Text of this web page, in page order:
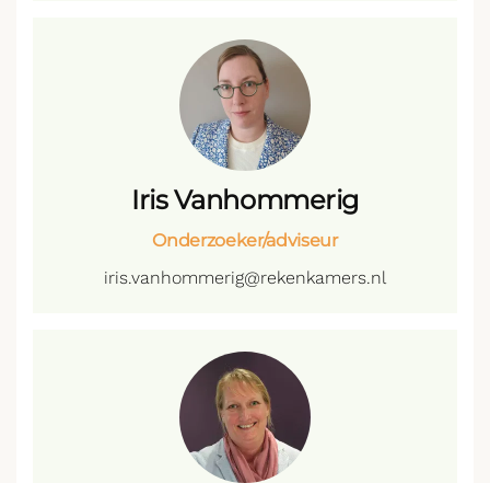
Iris Vanhommerig
Onderzoeker/adviseur
iris.vanhommerig@rekenkamers.nl